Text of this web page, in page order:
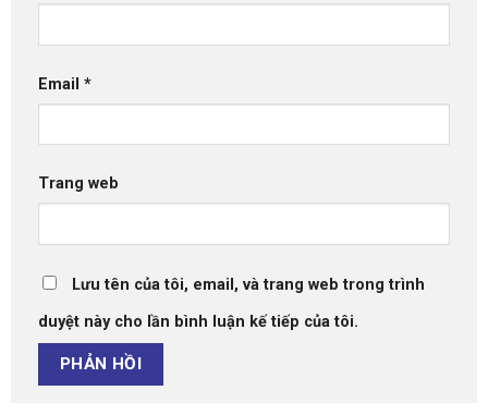
Email *
Trang web
Lưu tên của tôi, email, và trang web trong trình
duyệt này cho lần bình luận kế tiếp của tôi.